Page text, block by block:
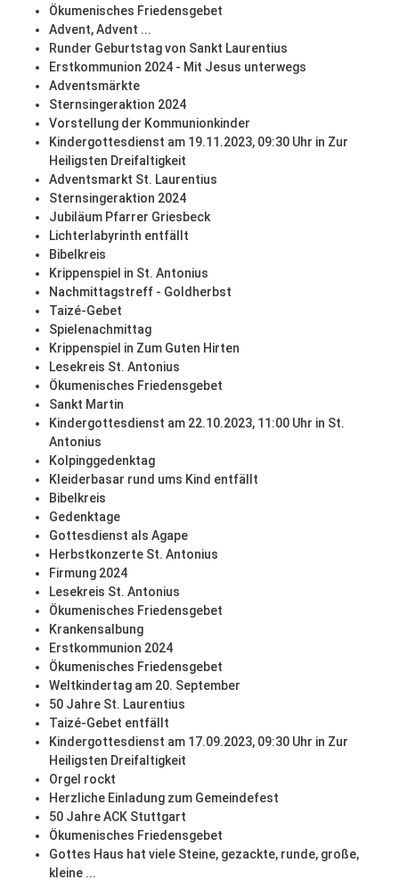
Ökumenisches Friedensgebet
Advent, Advent ...
Runder Geburtstag von Sankt Laurentius
Erstkommunion 2024 - Mit Jesus unterwegs
Adventsmärkte
Sternsingeraktion 2024
Vorstellung der Kommunionkinder
Kindergottesdienst am 19.11.2023, 09:30 Uhr in Zur
Heiligsten Dreifaltigkeit
Adventsmarkt St. Laurentius
Sternsingeraktion 2024
Jubiläum Pfarrer Griesbeck
Lichterlabyrinth entfällt
Bibelkreis
Krippenspiel in St. Antonius
Nachmittagstreff - Goldherbst
Taizé-Gebet
Spielenachmittag
Krippenspiel in Zum Guten Hirten
Lesekreis St. Antonius
Ökumenisches Friedensgebet
Sankt Martin
Kindergottesdienst am 22.10.2023, 11:00 Uhr in St.
Antonius
Kolpinggedenktag
Kleiderbasar rund ums Kind entfällt
Bibelkreis
Gedenktage
Gottesdienst als Agape
Herbstkonzerte St. Antonius
Firmung 2024
Lesekreis St. Antonius
Ökumenisches Friedensgebet
Krankensalbung
Erstkommunion 2024
Ökumenisches Friedensgebet
Weltkindertag am 20. September
50 Jahre St. Laurentius
Taizé-Gebet entfällt
Kindergottesdienst am 17.09.2023, 09:30 Uhr in Zur
Heiligsten Dreifaltigkeit
Orgel rockt
Herzliche Einladung zum Gemeindefest
50 Jahre ACK Stuttgart
Ökumenisches Friedensgebet
Gottes Haus hat viele Steine, gezackte, runde, große,
kleine ...